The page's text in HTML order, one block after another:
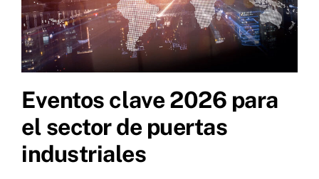
Eventos clave 2026 para
el sector de puertas
industriales